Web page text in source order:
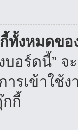
ทั้งหมดขอ
อร์ดนี้” จ
รเข้าใช้
กี้